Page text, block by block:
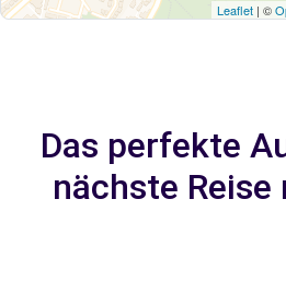
Leaflet | ©
Das perfekte
nächste Reise